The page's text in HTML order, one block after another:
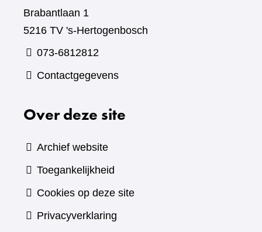
Brabantlaan 1
5216 TV 's-Hertogenbosch
073-6812812
Contactgegevens
Over deze site
Archief website
Toegankelijkheid
Cookies op deze site
Privacyverklaring